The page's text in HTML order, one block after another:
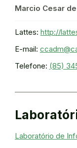
Marcio Cesar
Lattes: http://
E-mail:
Telefone: (85)
Laboratório de